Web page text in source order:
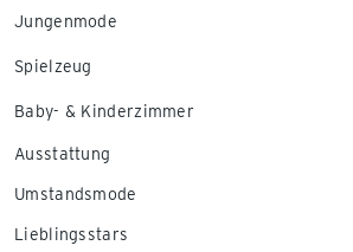
Jungenmode
Spielzeug
Baby- & Kinderzimmer
Ausstattung
Umstandsmode
Lieblingsstars